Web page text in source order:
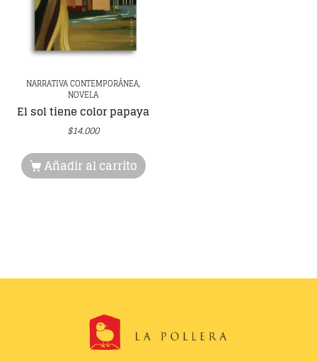
NARRATIVA CONTEMPORÁNEA,
NOVELA
El sol tiene color papaya
$14.000
Añadir al carrito